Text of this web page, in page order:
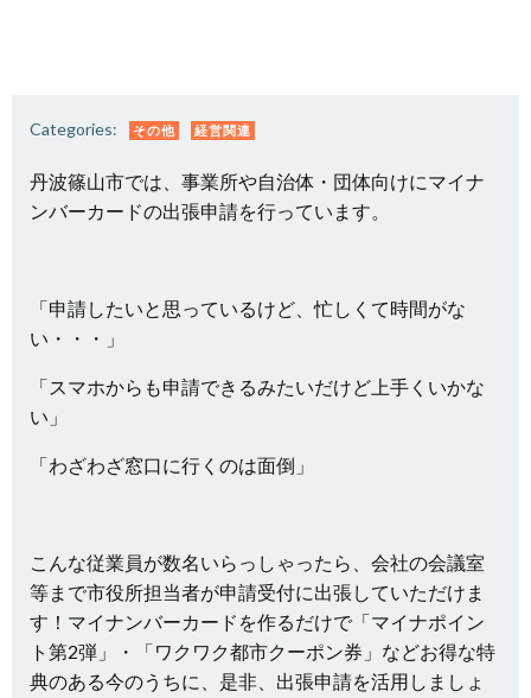
Categories: その他 経営関連
丹波篠山市では、事業所や自治体・団体向けにマイナ
ンバーカードの出張申請を行っています。
「申請したいと思っているけど、忙しくて時間がな
い・・・」
「スマホからも申請できるみたいだけど上手くいかな
い」
「わざわざ窓口に行くのは面倒」
こんな従業員が数名いらっしゃったら、会社の会議室
等まで市役所担当者が申請受付に出張していただけま
す！マイナンバーカードを作るだけで「マイナポイン
ト第2弾」・「ワクワク都市クーポン券」などお得な特
典のある今のうちに、是非、出張申請を活用しましょ